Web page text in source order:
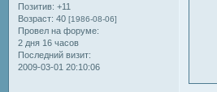
Позитив: +11
Возраст: 40 [1986-08-06]
Провел на форуме:
2 дня 16 часов
Последний визит:
2009-03-01 20:10:06